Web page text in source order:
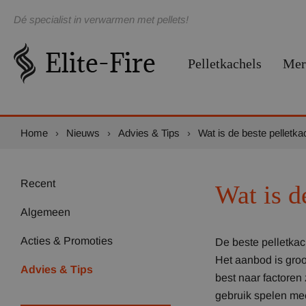
Pelletkachels
Dé specialist in verwarmen met pellets!
Home › Nieuws › Advies & Tips › Wat is de beste
Recent
Algemeen
Acties & Promoties
Advies & Tips
Wat is
De beste
Het aanbod is
best naar
gebruik spelen